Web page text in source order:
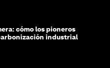
cómo los pioneros
industrial